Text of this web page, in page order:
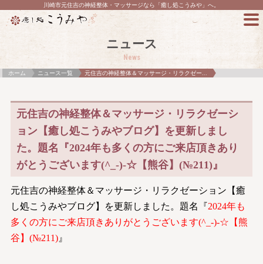
川崎市元住吉の神経整体・マッサージなら「癒し処こうみや」へ。
ニュース
News
ホーム ニュース一覧 元住吉の神経整体＆マッサージ・リラクゼー...
元住吉の神経整体＆マッサージ・リラクゼーシ
ョン【癒し処こうみやブログ】を更新しまし
た。題名『2024年も多くの方にご来店頂きあり
がとうございます(^_-)-☆【熊谷】(№211)』
元住吉の神経整体＆マッサージ・リラクゼーション【癒
し処こうみやブログ】を更新しました。題名『2024年も
多くの方にご来店頂きありがとうございます(^_-)-☆【熊
谷】(№211)』